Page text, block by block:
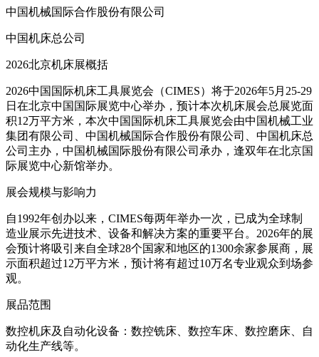
中国机械国际合作股份有限公司
中国机床总公司
2026北京机床展概括
2026中国国际机床工具展览会（CIMES）将于2026年5月25-29
日在北京中国国际展览中心举办，预计本次机床展会总展览面
积12万平方米，本次中国国际机床工具展览会由中国机械工业
集团有限公司、中国机械国际合作股份有限公司、中国机床总
公司主办，中国机械国际股份有限公司承办，逢双年在北京国
际展览中心新馆举办。
展会规模与影响力
自1992年创办以来，CIMES每两年举办一次，已成为全球制
造业展示先进技术、设备和解决方案的重要平台。2026年的展
会预计将吸引来自全球28个国家和地区的1300余家参展商，展
示面积超过12万平方米，预计将有超过10万名专业观众到场参
观。
展品范围
数控机床及自动化设备：数控铣床、数控车床、数控磨床、自
动化生产线等。